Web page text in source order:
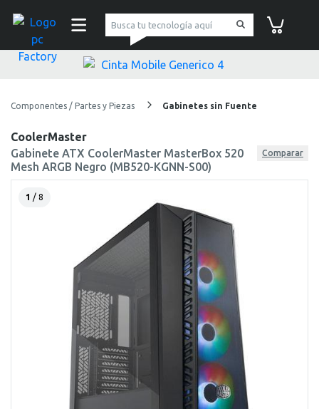
pc Factory
Componentes / Partes y Piezas Gabinetes sin Fuente
CoolerMaster
Gabinete ATX CoolerMaster MasterBox 520
Mesh ARGB Negro (MB520-KGNN-S00)
Comparar
1 / 8